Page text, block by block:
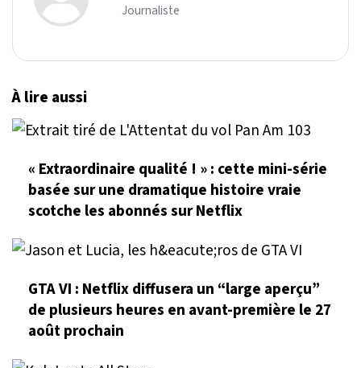
Journaliste
À lire aussi
« Extraordinaire qualité ! » : cette mini-série
basée sur une dramatique histoire vraie
scotche les abonnés sur Netflix
GTA VI : Netflix diffusera un “large aperçu”
de plusieurs heures en avant-première le 27
août prochain